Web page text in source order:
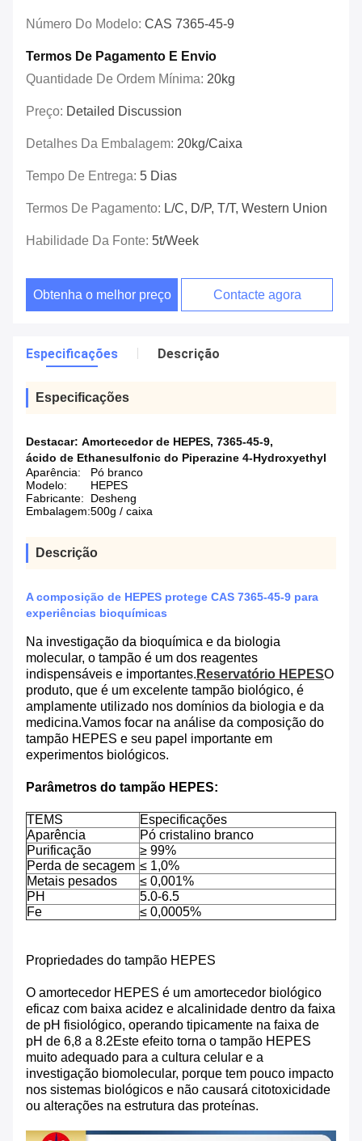
Número Do Modelo: CAS 7365-45-9
Termos De Pagamento E Envio
Quantidade De Ordem Mínima: 20kg
Preço: Detailed Discussion
Detalhes Da Embalagem: 20kg/caixa
Tempo De Entrega: 5 Dias
Termos De Pagamento: L/C, D/P, T/T, Western Union
Habilidade Da Fonte: 5t/week
Obtenha o melhor preço Contacte agora
Especificações Descrição
Especificações
Destacar: Amortecedor de HEPES, 7365-45-9,
ácido de Ethanesulfonic do Piperazine 4-Hydroxyethyl
Aparência:
Pó branco
Modelo:
HEPES
Fabricante:
Desheng
Embalagem:500g / caixa
Descrição
A composição de HEPES protege CAS 7365-45-9 para
experiências bioquímicas
Na investigação da bioquímica e da biologia
molecular, o tampão é um dos reagentes
indispensáveis e importantes. Reservatório HEPESO
produto, que é um excelente tampão biológico, é
amplamente utilizado nos domínios da biologia e da
medicina.Vamos focar na análise da composição do
tampão HEPES e seu papel importante em
experimentos biológicos.
Parâmetros do tampão HEPES:
TEMS
Especificações
Aparência
Pó cristalino branco
Purificação
≥ 99%
Perda de secagem ≤ 1,0%
Metais pesados
≤ 0,001%
PH
5.0-6.5
Fe
≤ 0,0005%
Propriedades do tampão HEPES
O amortecedor HEPES é um amortecedor biológico
eficaz com baixa acidez e alcalinidade dentro da faixa
de pH fisiológico, operando tipicamente na faixa de
pH de 6,8 a 8.2Este efeito torna o tampão HEPES
muito adequado para a cultura celular e a
investigação biomolecular, porque tem pouco impacto
nos sistemas biológicos e não causará citotoxicidade
ou alterações na estrutura das proteínas.